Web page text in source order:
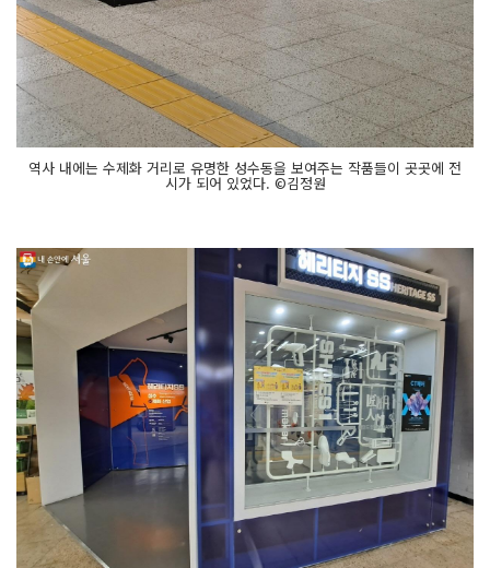
역사 내에는 수제화 거리로 유명한 성수동을 보여주는 작품들이 곳곳에 전
시가 되어 있었다. ©김정원